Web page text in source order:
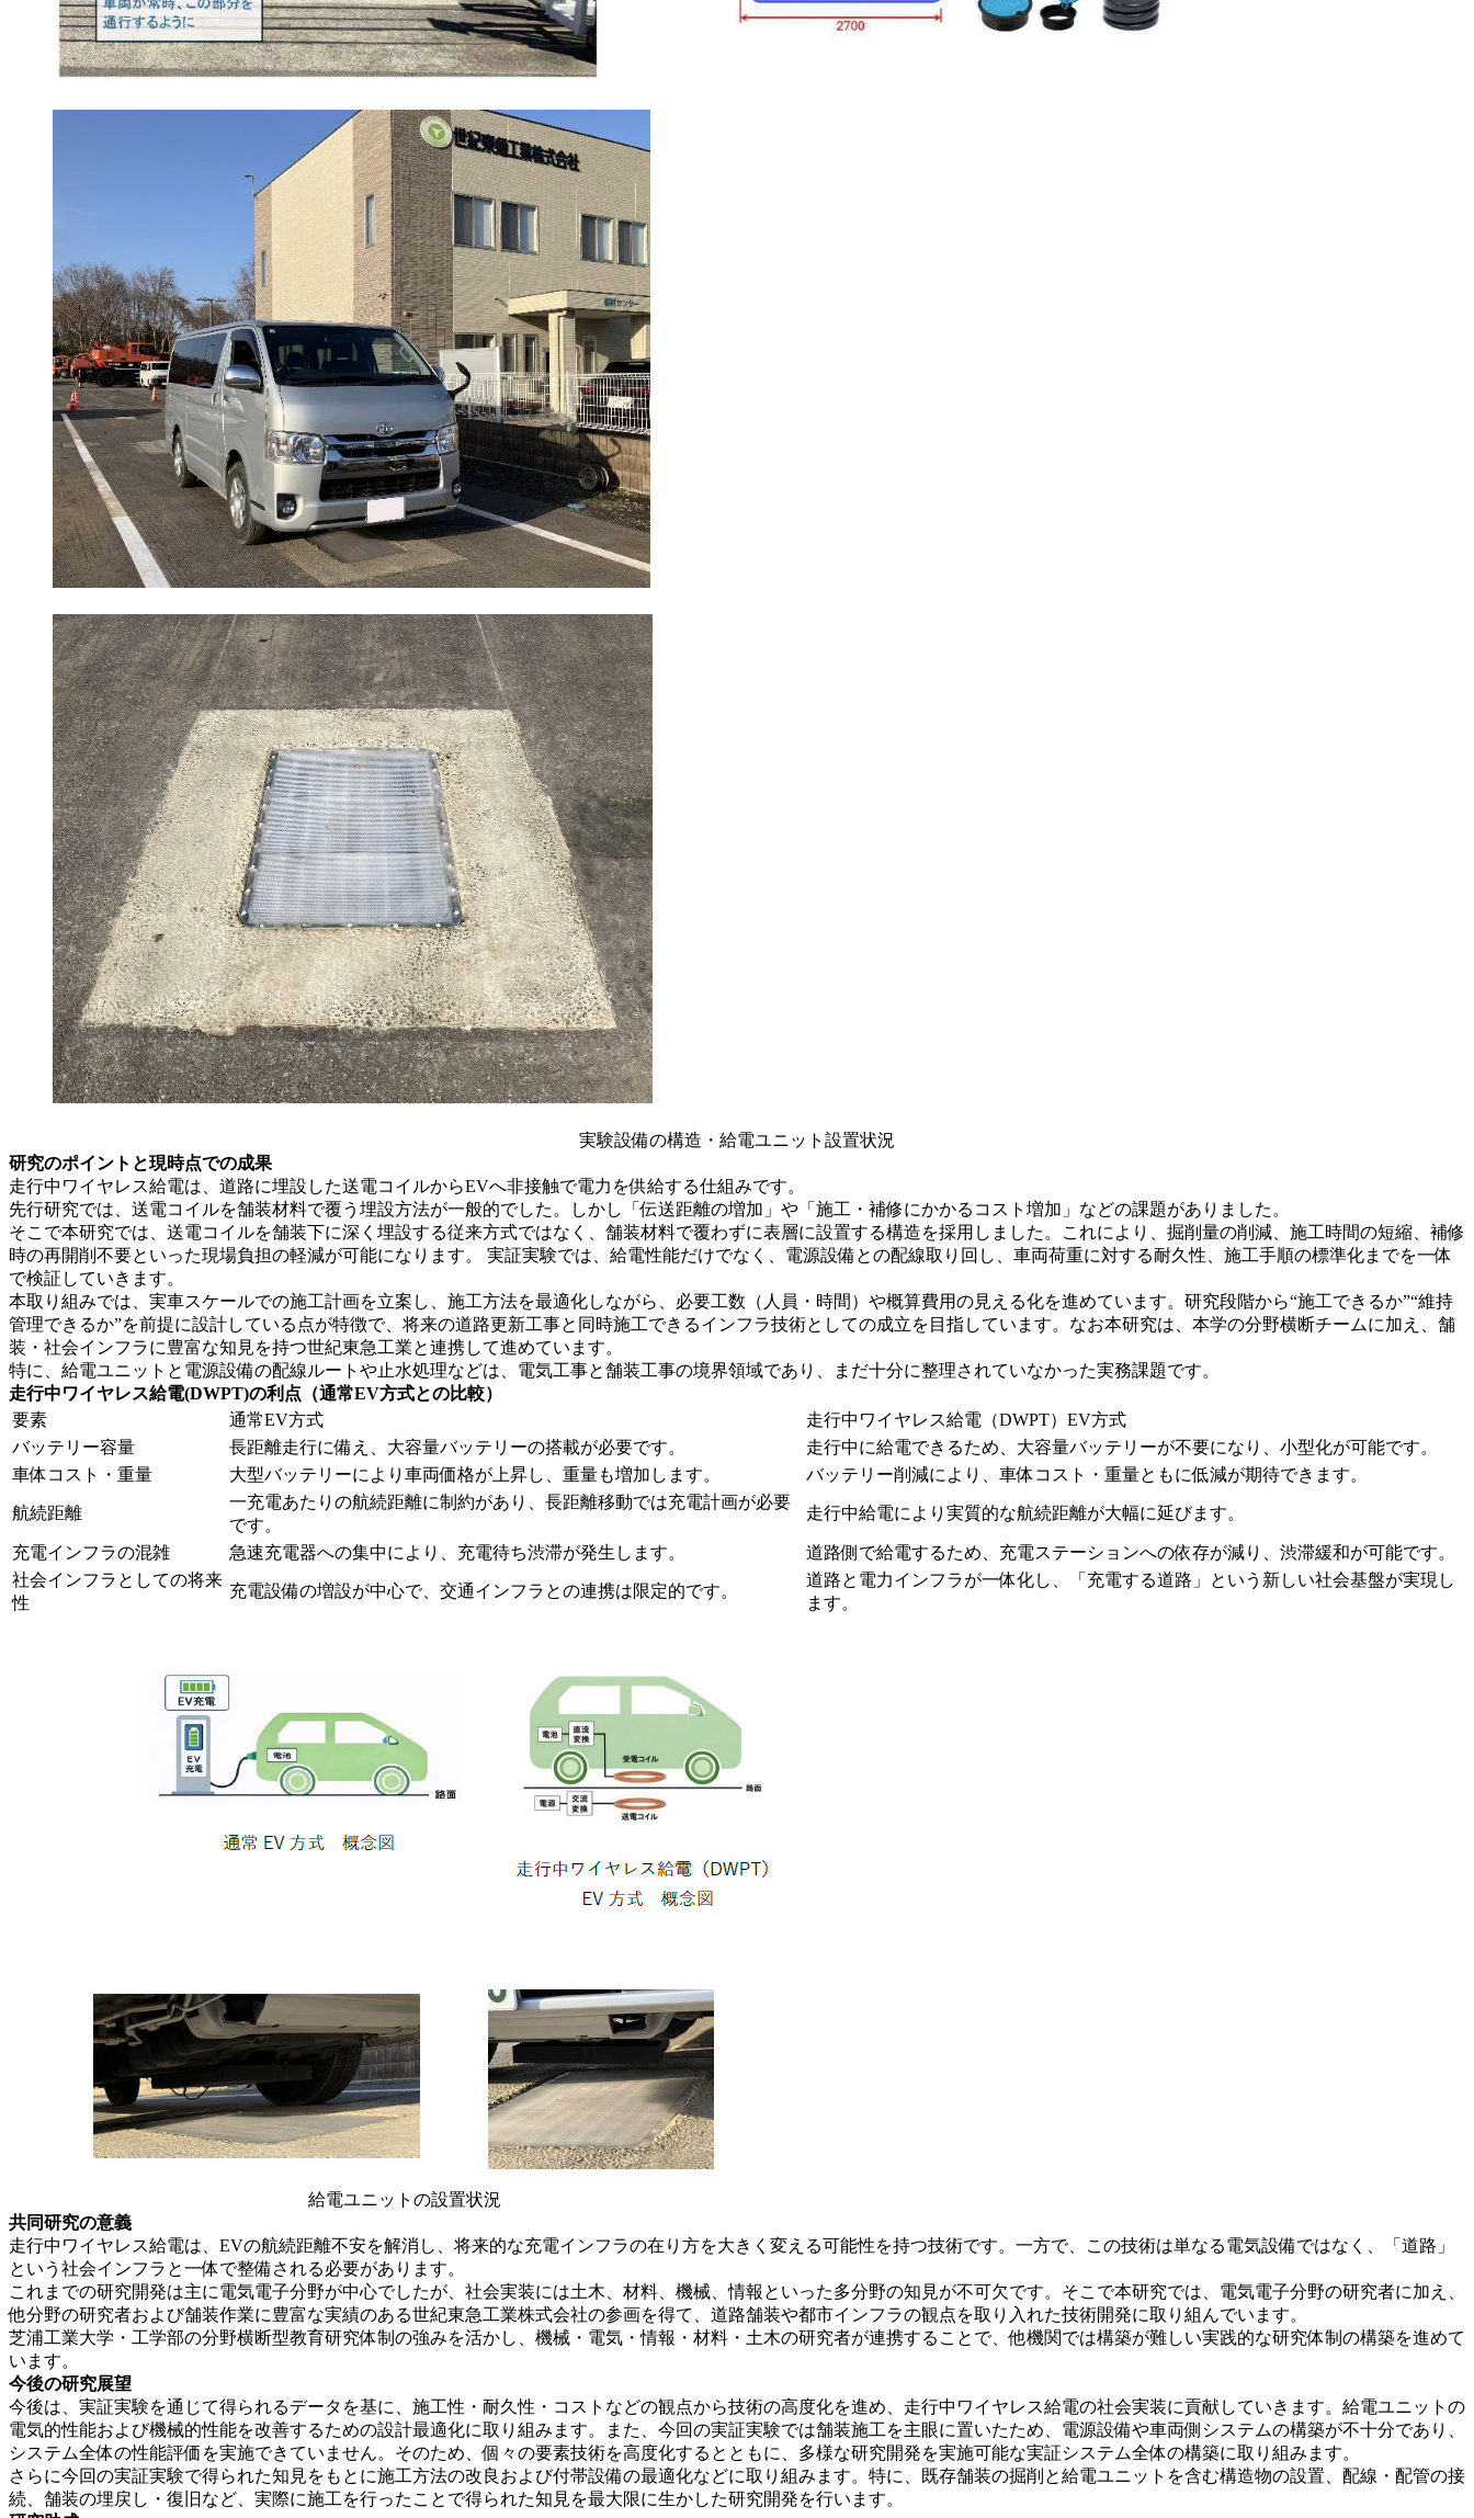
実験設備の構造・給電ユニット設置状況
研究のポイントと現時点での成果
走行中ワイヤレス給電は、道路に埋設した送電コイルからEVへ非接触で電力を供給する仕組みです。
先行研究では、送電コイルを舗装材料で覆う埋設方法が一般的でした。しかし「伝送距離の増加」や「施工・補修にかかるコスト増加」などの課題がありました。
そこで本研究では、送電コイルを舗装下に深く埋設する従来方式ではなく、舗装材料で覆わずに表層に設置する構造を採用しました。これにより、掘削量の削減、施工時間の短縮、補修
時の再開削不要といった現場負担の軽減が可能になります。 実証実験では、給電性能だけでなく、電源設備との配線取り回し、車両荷重に対する耐久性、施工手順の標準化までを一体
で検証していきます。
本取り組みでは、実車スケールでの施工計画を立案し、施工方法を最適化しながら、必要工数（人員・時間）や概算費用の見える化を進めています。研究段階から“施工できるか”“維持
管理できるか”を前提に設計している点が特徴で、将来の道路更新工事と同時施工できるインフラ技術としての成立を目指しています。なお本研究は、本学の分野横断チームに加え、舗
装・社会インフラに豊富な知見を持つ世紀東急工業と連携して進めています。
特に、給電ユニットと電源設備の配線ルートや止水処理などは、電気工事と舗装工事の境界領域であり、まだ十分に整理されていなかった実務課題です。
走行中ワイヤレス給電(DWPT)の利点（通常EV方式との比較）
要素
通常EV方式
走行中ワイヤレス給電（DWPT）EV方式
バッテリー容量
長距離走行に備え、大容量バッテリーの搭載が必要です。
走行中に給電できるため、大容量バッテリーが不要になり、小型化が可能です。
車体コスト・重量
大型バッテリーにより車両価格が上昇し、重量も増加します。 バッテリー削減により、車体コスト・重量ともに低減が期待できます。
航続距離
一充電あたりの航続距離に制約があり、長距離移動では充電計画が必要
です。
走行中給電により実質的な航続距離が大幅に延びます。
充電インフラの混雑 急速充電器への集中により、充電待ち渋滞が発生します。
道路側で給電するため、充電ステーションへの依存が減り、渋滞緩和が可能です。
社会インフラとしての将来
性
充電設備の増設が中心で、交通インフラとの連携は限定的です。
道路と電力インフラが一体化し、「充電する道路」という新しい社会基盤が実現し
ます。
給電ユニットの設置状況
共同研究の意義
走行中ワイヤレス給電は、EVの航続距離不安を解消し、将来的な充電インフラの在り方を大きく変える可能性を持つ技術です。一方で、この技術は単なる電気設備ではなく、「道路」
という社会インフラと一体で整備される必要があります。
これまでの研究開発は主に電気電子分野が中心でしたが、社会実装には土木、材料、機械、情報といった多分野の知見が不可欠です。そこで本研究では、電気電子分野の研究者に加え、
他分野の研究者および舗装作業に豊富な実績のある世紀東急工業株式会社の参画を得て、道路舗装や都市インフラの観点を取り入れた技術開発に取り組んでいます。
芝浦工業大学・工学部の分野横断型教育研究体制の強みを活かし、機械・電気・情報・材料・土木の研究者が連携することで、他機関では構築が難しい実践的な研究体制の構築を進めて
います。
今後の研究展望
今後は、実証実験を通じて得られるデータを基に、施工性・耐久性・コストなどの観点から技術の高度化を進め、走行中ワイヤレス給電の社会実装に貢献していきます。給電ユニットの
電気的性能および機械的性能を改善するための設計最適化に取り組みます。また、今回の実証実験では舗装施工を主眼に置いたため、電源設備や車両側システムの構築が不十分であり、
システム全体の性能評価を実施できていません。そのため、個々の要素技術を高度化するとともに、多様な研究開発を実施可能な実証システム全体の構築に取り組みます。
さらに今回の実証実験で得られた知見をもとに施工方法の改良および付帯設備の最適化などに取り組みます。特に、既存舗装の掘削と給電ユニットを含む構造物の設置、配線・配管の接
続、舗装の埋戻し・復旧など、実際に施工を行ったことで得られた知見を最大限に生かした研究開発を行います。